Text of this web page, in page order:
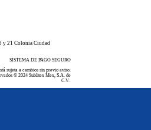
y 21 Colonia Ciudad
SISTEMA DE PAGO SEGURO
sujeta a cambios sin previo aviso.
© 2024 Sublitex Mex, S.A. de
C.V.